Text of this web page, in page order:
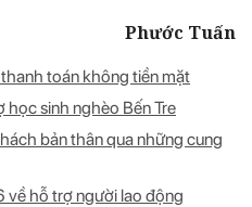
Phước Tuấn
toán không tiền mặt
sinh nghèo Bến Tre
bản thân qua những cung
về hỗ trợ người lao động